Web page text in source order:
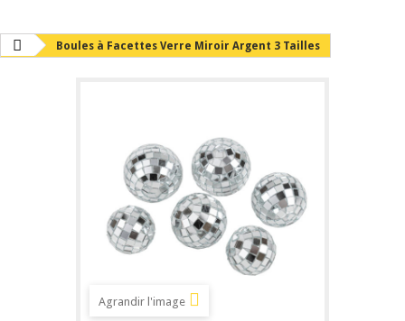
Boules à Facettes Verre Miroir Argent 3 Tailles
Agrandir l'image